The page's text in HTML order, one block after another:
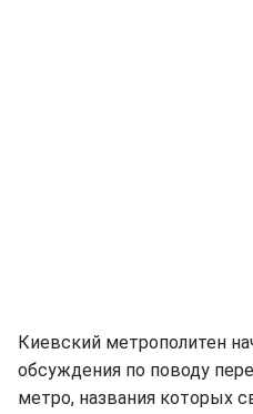
Киевский метрополитен
обсуждения по поводу
метро, названия которых